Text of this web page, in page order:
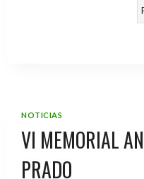
NOTICIAS
VI MEMORIAL
PRADO